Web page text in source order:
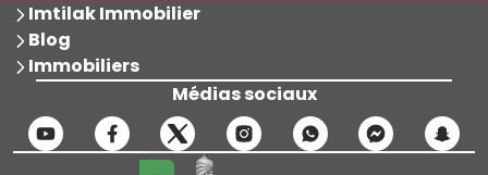
Imtilak Immobilier
Blog
Immobiliers
Médias sociaux